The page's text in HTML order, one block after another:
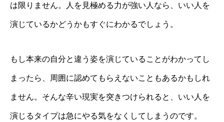
は限りません。人を見極める力が強い人なら、いい人を
演じているかどうかもすぐにわかるでしょう。
もし本来の自分と違う姿を演じていることがわかってし
まったら、周囲に認めてもらえないこともあるかもしれ
ません。そんな辛い現実を突きつけられると、いい人を
演じるタイプは急にやる気をなくしてしまうのです。